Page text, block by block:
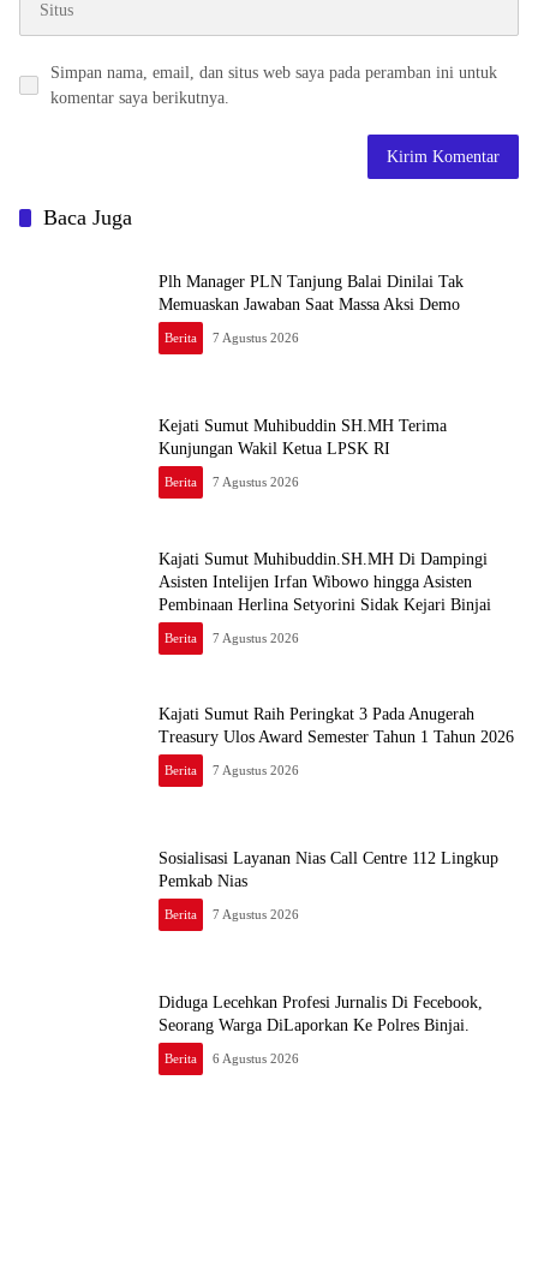
Simpan nama, email, dan situs web saya pada peramban ini untuk
komentar saya berikutnya.
Baca Juga
Plh Manager PLN Tanjung Balai Dinilai Tak
Memuaskan Jawaban Saat Massa Aksi Demo
Berita 7 Agustus 2026
Kejati Sumut Muhibuddin SH.MH Terima
Kunjungan Wakil Ketua LPSK RI
Berita 7 Agustus 2026
Kajati Sumut Muhibuddin.SH.MH Di Dampingi
Asisten Intelijen Irfan Wibowo hingga Asisten
Pembinaan Herlina Setyorini Sidak Kejari Binjai
Berita 7 Agustus 2026
Kajati Sumut Raih Peringkat 3 Pada Anugerah
Treasury Ulos Award Semester Tahun 1 Tahun 2026
Berita 7 Agustus 2026
Sosialisasi Layanan Nias Call Centre 112 Lingkup
Pemkab Nias
Berita 7 Agustus 2026
Diduga Lecehkan Profesi Jurnalis Di Fecebook,
Seorang Warga DiLaporkan Ke Polres Binjai.
Berita 6 Agustus 2026